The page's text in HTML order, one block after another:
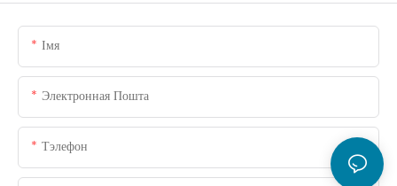
Імя
Электронная Пошта
Тэлефон